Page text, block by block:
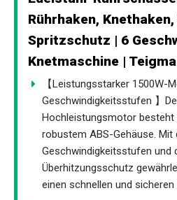
Rührhaken,
Spritzschutz | 6
Knetmaschine |
【Leistungsstarker 1500W-
Geschwindigkeitsstufen 】
Hochleistungsmotor besteht
robustem ABS-Gehäuse. Mit
Geschwindigkeitsstufen und
Überhitzungsschutz
einen schnellen und